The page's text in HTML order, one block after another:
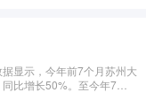
显示，今年前7个月苏州大
比增长50%。至今年7月
总量继续居全省第一。